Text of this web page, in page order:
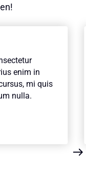
enim in
mi quis
nulla.